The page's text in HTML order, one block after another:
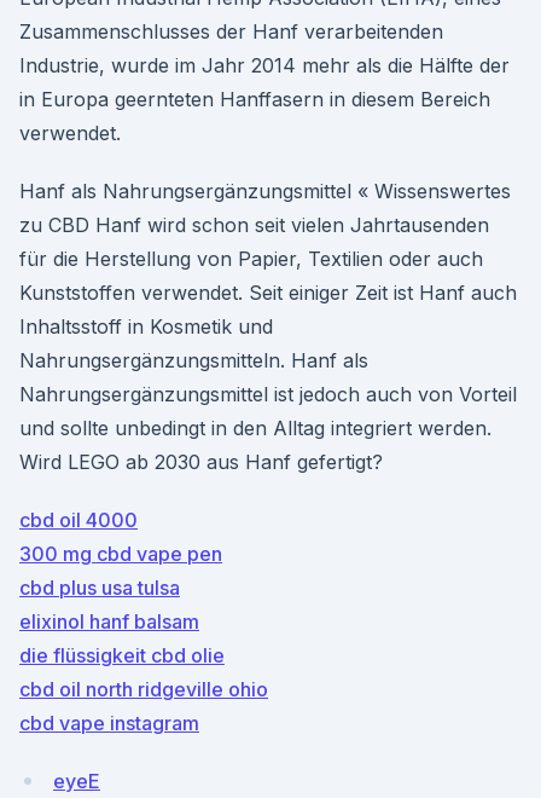
Zusammenschlusses der Hanf verarbeitenden
Industrie, wurde im Jahr 2014 mehr als die Hälfte der
in Europa geernteten Hanffasern in diesem Bereich
verwendet.
Hanf als Nahrungsergänzungsmittel « Wissenswertes
zu CBD Hanf wird schon seit vielen Jahrtausenden
für die Herstellung von Papier, Textilien oder auch
Kunststoffen verwendet. Seit einiger Zeit ist Hanf auch
Inhaltsstoff in Kosmetik und
Nahrungsergänzungsmitteln. Hanf als
Nahrungsergänzungsmittel ist jedoch auch von Vorteil
und sollte unbedingt in den Alltag integriert werden.
Wird LEGO ab 2030 aus Hanf gefertigt?
cbd oil 4000
300 mg cbd vape pen
cbd plus usa tulsa
elixinol hanf balsam
die flüssigkeit cbd olie
cbd oil north ridgeville ohio
cbd vape instagram
eyeE